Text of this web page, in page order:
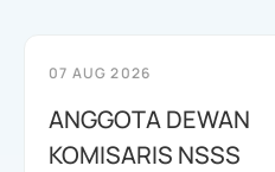
07 AUG 2026
ANGGOTA DEWAN
KOMISARIS NSSS